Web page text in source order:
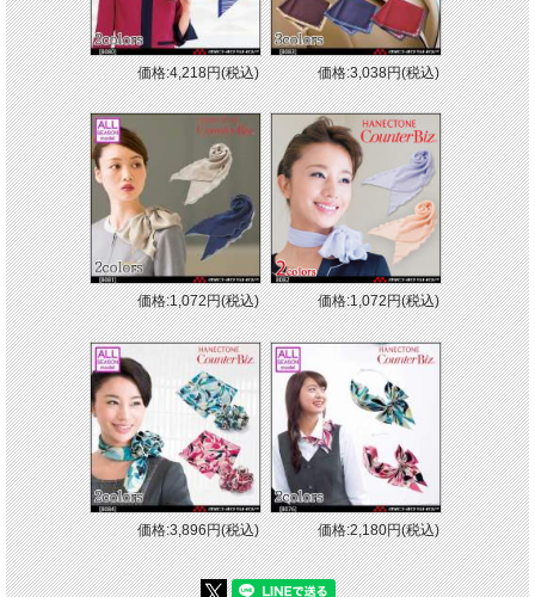
価格:4,218円(税込) 価格:3,038円(税込)
価格:1,072円(税込) 価格:1,072円(税込)
価格:3,896円(税込) 価格:2,180円(税込)